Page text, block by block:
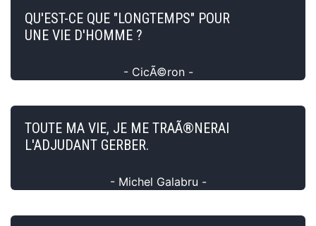
QU'EST-CE QUE "LONGTEMPS" POUR
UNE VIE D'HOMME ?
- CicÃ©ron -
TOUTE MA VIE, JE ME TRAÃ®NERAI
L'ADJUDANT GERBER.
- Michel Galabru -